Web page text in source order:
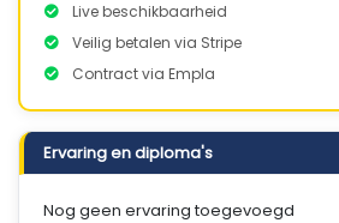
Live beschikbaarheid
Veilig betalen via Stripe
Contract via Empla
Ervaring en diploma's
Nog geen ervaring toegevoegd